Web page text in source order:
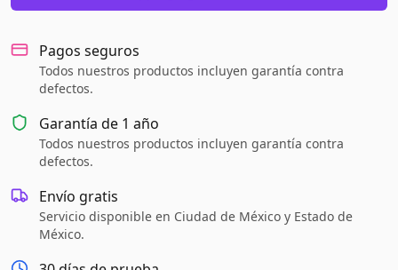
Pagos seguros
Todos nuestros productos incluyen garantía contra
defectos.
Garantía de 1 año
Todos nuestros productos incluyen garantía contra
defectos.
Envío gratis
Servicio disponible en Ciudad de México y Estado de
México.